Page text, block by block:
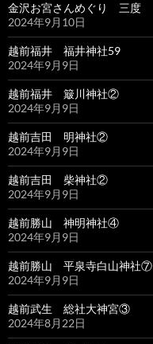
金沢お宮さんめぐり 三度
2024年9月10日
越前福井 福井神社59
2024年9月9日
越前福井 簸川神社②
2024年9月9日
越前吉田 明神社②
2024年9月9日
越前吉田 柴神社②
2024年9月9日
越前勝山 神明神社④
2024年9月9日
越前勝山 平泉寺白山神社⑦
2024年9月9日
越前武生 総社大神宮③
2024年8月22日